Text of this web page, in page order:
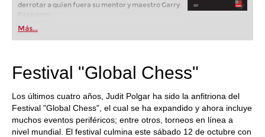
derrotar a quien fuera su mentor y maestro Garry
Más...
Festival "Global Chess"
Los últimos cuatro años, Judit Polgar ha sido la anfitriona del
Festival "Global Chess", el cual se ha expandido y ahora incluye
muchos eventos periféricos; entre otros, torneos en línea a
nivel mundial. El festival culmina este sábado 12 de octubre con